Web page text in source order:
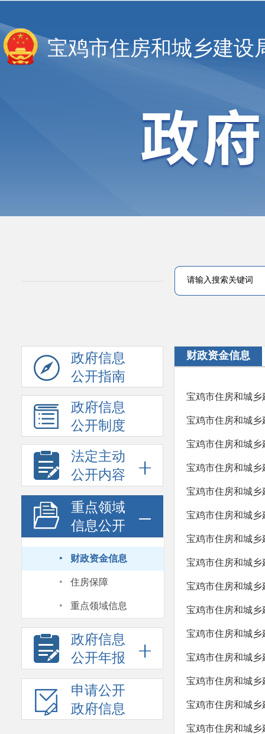
宝鸡市住房和城乡建设
政府信息
公开指南
政府信息
公开制度
法定主动
公开内容
重点领域
信息公开
· 财政资金信息
· 住房保障
· 重点领域信息
政府信息
公开年报
申请公开
政府信息
财政资金信息
宝鸡市住房和城乡
宝鸡市住房和城乡
宝鸡市住房和城乡
宝鸡市住房和城乡
宝鸡市住房和城乡
宝鸡市住房和城乡
宝鸡市住房和城乡
宝鸡市住房和城乡
宝鸡市住房和城乡
宝鸡市住房和城乡
宝鸡市住房和城乡
宝鸡市住房和城乡
宝鸡市住房和城乡
宝鸡市住房和城乡
宝鸡市住房和城乡